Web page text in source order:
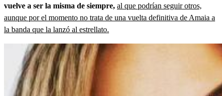
vuelve a ser la misma de siempre, al que podrían seguir otros,
aunque por el momento no trata de una vuelta definitiva de Amaia a
la banda que la lanzó al estrellato.